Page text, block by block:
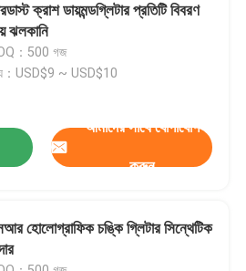
ক্রাশ ডায়মন্ডগ্লিটার প্রতিটি বিবরণ
ঝলকানি
：500 গজ
：USD$9 ~ USD$10
আমাদের সাথে যোগাযোগ
করুন
হোলোগ্রাফিক চঙ্কি গ্লিটার সিন্থেটিক